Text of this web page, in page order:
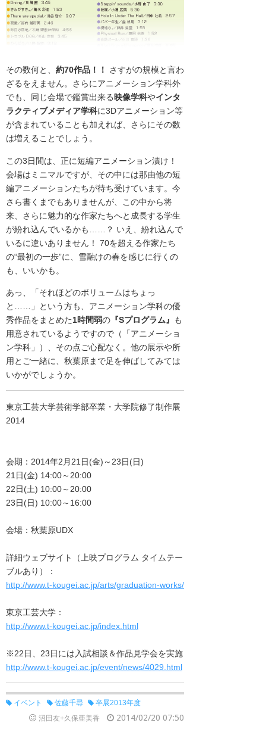
その数何と、 約70作品！！
さすがの規模と言わ
ざるをえません。さらにアニメーション学科外
でも、同じ会場で鑑賞出来る映像学科やインタ
ラクティブメディア学科に3Dアニメーション等
が含まれていることも加えれば、さらにその数
は増えることでしょう。
この3日間は、正に短編アニメーション漬け！
会場はミニマルですが、その中には那由他の短
編アニメーションたちが待ち受けています。今
さら書くまでもありませんが、この中から将
来、さらに魅力的な作家たちへと成長する学生
が紛れ込んでいるかも……？ いえ、紛れ込んで
いるに違いありません！ 70を超える作家たち
の“最初の一歩”に、雪融けの春を感じに行くの
も、いいかも。
あっ、「それほどのボリュームはちょっ
と……」という方も、アニメーション学科の優
秀作品をまとめた1時間弱の 『Sプログラム』
も
用意されているようですので（「アニメーショ
ン学科」）、その点ご心配なく。他の展示や所
用とご一緒に、秋葉原まで足を伸ばしてみては
いかがでしょうか。
東京工芸大学芸術学部卒業・大学院修了制作展
2014
会期：2014年2月21日(金)～23日(日)
21日(金) 14:00～20:00
22日(土) 10:00～20:00
23日(日) 10:00～16:00
会場：秋葉原UDX
詳細ウェブサイト（上映プログラム タイムテー
ブルあり）：
http://www.t-kougei.ac.jp/arts/graduation-works/
東京工芸大学：
http://www.t-kougei.ac.jp/index.html
※22日、23日には入試相談＆作品見学会を実施
http://www.t-kougei.ac.jp/event/news/4029.html
イベント 佐藤千尋
卒展2013年度
沼田友+久保亜美香
2014/02/20 07:50